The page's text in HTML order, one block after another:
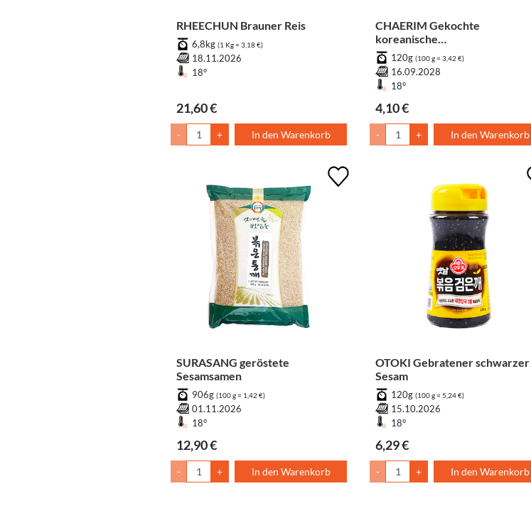
RHEECHUN Brauner Reis
6,8kg (1 Kg = 3,18 €)
18.11.2026
18°
21,60 €
- + In den Warenkorb
CHAERIM Gekochte
koreanische
Süßkartoffelstängel in der Dose
120g (100 g = 3,42 €)
16.09.2028
18°
4,10 €
- + In den Warenkorb
SURASANG geröstete
Sesamsamen
906g (100 g = 1,42 €)
01.11.2026
18°
12,90 €
- + In den Warenkorb
OTOKI Gebratener schwarzer
Sesam
120g (100 g = 5,24 €)
15.10.2026
18°
6,29 €
- + In den Warenkorb